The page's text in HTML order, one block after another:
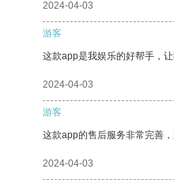
2024-04-03
游客
这款app是我娱乐的好帮手，
2024-04-03
游客
这款app的售后服务非常完善
2024-04-03